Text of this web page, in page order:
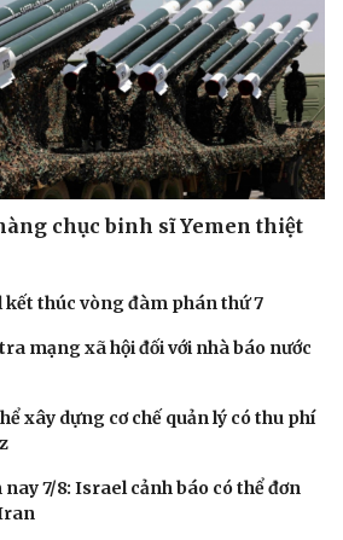
chục binh sĩ Yemen thiệt
thúc vòng đàm phán thứ 7
mạng xã hội đối với nhà báo nước
xây dựng cơ chế quản lý có thu phí
7/8: Israel cảnh báo có thể đơn